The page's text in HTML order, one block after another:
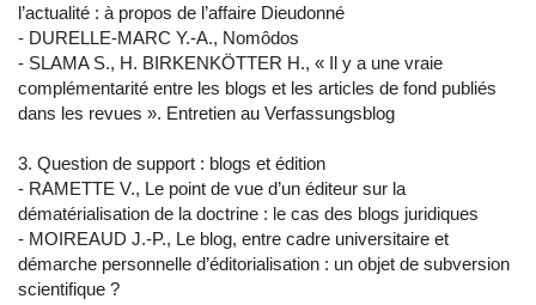
l’actualité : à propos de l’affaire Dieudonné
- DURELLE-MARC Y.-A., Nomôdos
- SLAMA S., H. BIRKENKÖTTER H., « Il y a une vraie
complémentarité entre les blogs et les articles de fond publiés
dans les revues ». Entretien au Verfassungsblog
3. Question de support : blogs et édition
- RAMETTE V., Le point de vue d’un éditeur sur la
dématérialisation de la doctrine : le cas des blogs juridiques
- MOIREAUD J.-P., Le blog, entre cadre universitaire et
démarche personnelle d’éditorialisation : un objet de subversion
scientifique ?